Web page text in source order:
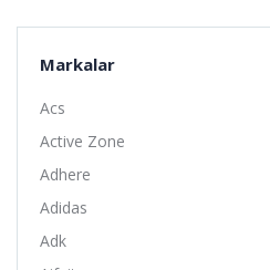
Markalar
Acs
Active Zone
Adhere
Adidas
Adk